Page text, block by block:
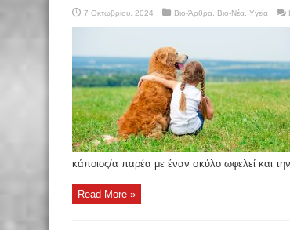
7 Οκτωβρίου, 2024 Βιο-Άρθρα Βιο-Νέα Υγεία
κάποιος/α παρέα με έναν σκύλο ωφελεί και
Read More »